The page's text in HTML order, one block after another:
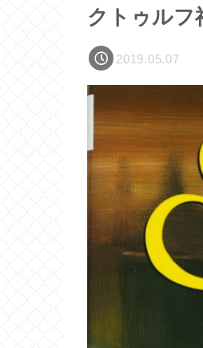
クトゥルフ
2019.05.07